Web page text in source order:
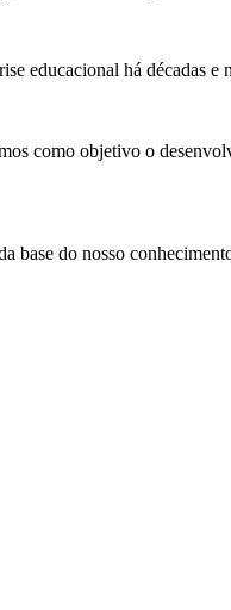
educacional há décadas e
como objetivo o
base do nosso